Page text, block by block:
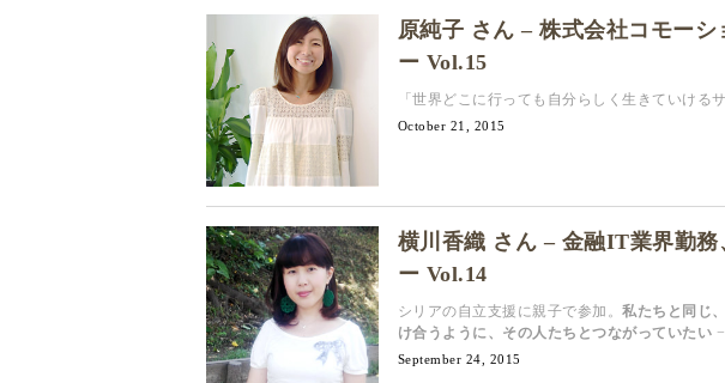
原純子 さん – 株式会社コモー
ー Vol.15
「世界どこに行っても自分らしく生きていけ
October 21, 2015
横川香織 さん – 金融IT業界勤
ー Vol.14
シリアの自立支援に親子で参加。私たちと同じ
け合うように、その人たちとつながっていたい
September 24, 2015